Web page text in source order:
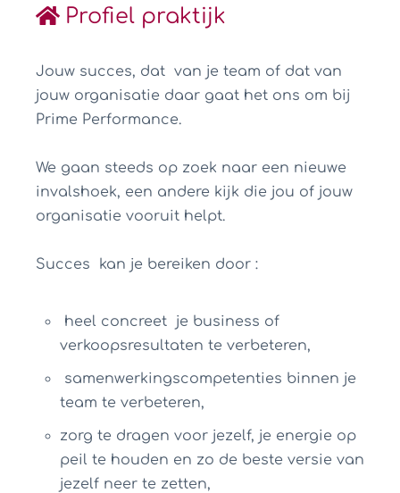
Profiel praktijk
Jouw succes, dat van je team of dat van
jouw organisatie daar gaat het ons om bij
Prime Performance.
We gaan steeds op zoek naar een nieuwe
invalshoek, een andere kijk die jou of jouw
organisatie vooruit helpt.
Succes kan je bereiken door :
heel concreet je business of
verkoopsresultaten te verbeteren,
samenwerkingscompetenties binnen je
team te verbeteren,
zorg te dragen voor jezelf, je energie op
peil te houden en zo de beste versie van
jezelf neer te zetten,